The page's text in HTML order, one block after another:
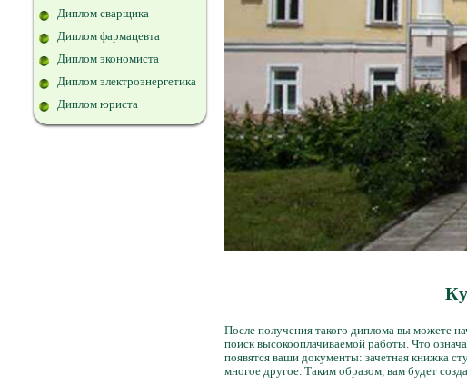
Диплом сварщика
Диплом фармацевта
Диплом экономиста
Диплом электроэнергетика
Диплом юриста
После получения такого диплома вы можете
поиск высокооплачиваемой работы. Что
появятся ваши документы: зачетная книжка
многое другое. Таким образом, вам будет